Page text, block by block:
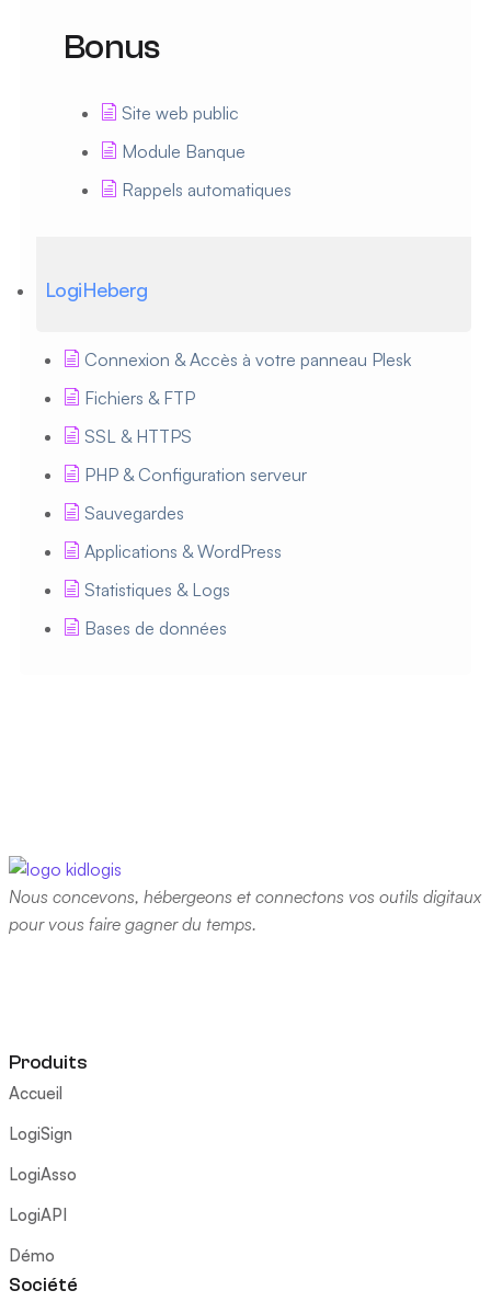
Bonus
Site web public
Module Banque
Rappels automatiques
LogiHeberg
Connexion & Accès à votre panneau Plesk
Fichiers & FTP
SSL & HTTPS
PHP & Configuration serveur
Sauvegardes
Applications & WordPress
Statistiques & Logs
Bases de données
Nous concevons, hébergeons et connectons vos outils digitaux
pour vous faire gagner du temps.
Produits
Accueil
LogiSign
LogiAsso
LogiAPI
Démo
Société